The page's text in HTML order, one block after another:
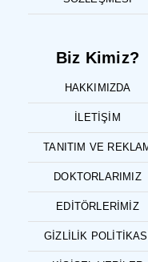
Biz Kimiz?
HAKKIMIZDA
İLETIŞIM
TANITIM VE
DOKTORLARIMIZ
EDITÖRLERIMIZ
GIZLILIK POLITIKASI